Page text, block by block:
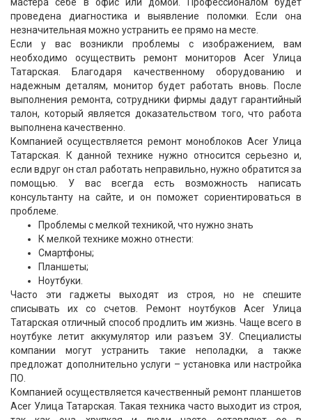
проведена диагностика и выявление поломки. Если она
незначительная можно устранить ее прямо на месте.
Если у вас возникли проблемы с изображением, вам
необходимо осуществить ремонт мониторов Acer Улица
Татарская. Благодаря качественному оборудованию и
надежным деталям, монитор будет работать вновь. После
выполнения ремонта, сотрудники фирмы дадут гарантийный
талон, который является доказательством того, что работа
выполнена качественно.
Компанией осуществляется ремонт моноблоков Acer Улица
Татарская. К данной технике нужно относится серьезно и,
если вдруг он стал работать неправильно, нужно обратится за
помощью. У вас всегда есть возможность написать
консультанту на сайте, и он поможет сориентироваться в
проблеме.
Проблемы с мелкой техникой, что нужно знать
К мелкой технике можно отнести:
Смартфоны;
Планшеты;
Ноутбуки.
Часто эти гаджеты выходят из строя, но не спешите
списывать их со счетов. Ремонт ноутбуков Acer Улица
Татарская отличный способ продлить им жизнь. Чаще всего в
ноутбуке летит аккумулятор или разъем ЗУ. Специалисты
компании могут устранить такие неполадки, а также
предложат дополнительно услуги – установка или настройка
ПО.
Компанией осуществляется качественный ремонт планшетов
Acer Улица Татарская. Такая техника часто выходит из строя,